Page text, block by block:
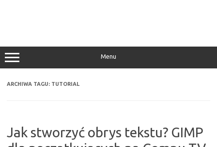
Menu
ARCHIWA TAGU: TUTORIAL
Jak stworzyć obrys tekstu? GIMP